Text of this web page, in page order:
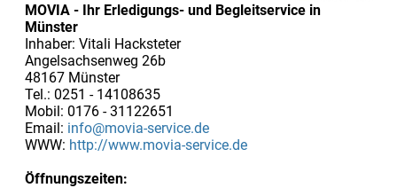
MOVIA - Ihr Erledigungs- und Begleitservice in
Münster
Inhaber: Vitali Hacksteter
Angelsachsenweg 26b
48167 Münster
Tel.: 0251 - 14108635
Mobil: 0176 - 31122651
Email: info@movia-service.de
WWW: http://www.movia-service.de
Öffnungszeiten: